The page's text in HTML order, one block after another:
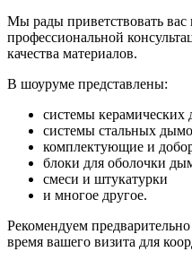
Мы рады приветствовать
профессиональной
качества материалов.
В шоуруме представлены:
системы керамических
системы стальных
комплектующие и
блоки для оболочки
смеси и штукатурки
и многое другое.
Рекомендуем
время вашего визита для